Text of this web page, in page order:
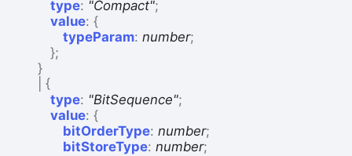
type: "Compact";
value: {
typeParam: number;
};
}
{
type: "BitSequence";
value: {
bitOrderType: number;
bitStoreType: number;